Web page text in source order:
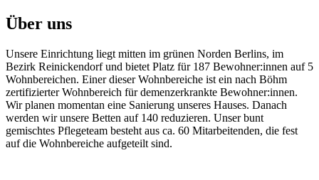
Über uns
Unsere Einrichtung liegt mitten im grünen Norden Berlins, im
Bezirk Reinickendorf und bietet Platz für 187 Bewohner:innen auf 5
Wohnbereichen. Einer dieser Wohnbereiche ist ein nach Böhm
zertifizierter Wohnbereich für demenzerkrankte Bewohner:innen.
Wir planen momentan eine Sanierung unseres Hauses. Danach
werden wir unsere Betten auf 140 reduzieren. Unser bunt
gemischtes Pflegeteam besteht aus ca. 60 Mitarbeitenden, die fest
auf die Wohnbereiche aufgeteilt sind.